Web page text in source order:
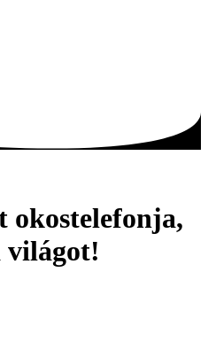
okostelefonja,
világot!